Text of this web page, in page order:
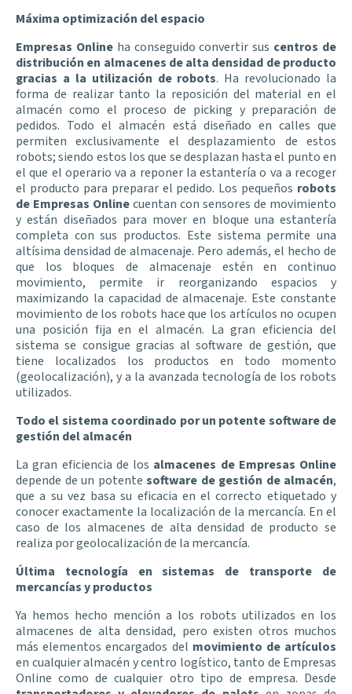
Máxima optimización del espacio
Empresas Onlineha conseguido convertir sus centros de
distribución en almacenes de alta densidad de producto
gracias a la utilización de robots. Ha revolucionado la
forma de realizar tanto la reposición del material en el
almacén como el proceso de picking y preparación de
pedidos. Todo el almacén está diseñado en calles que
permiten exclusivamente el desplazamiento de estos
robots; siendo estos los que se desplazan hasta el punto en
el que el operario va a reponer la estantería o va a recoger
el producto para preparar el pedido. Los pequeños robots
de Empresas Onlinecuentan con sensores de movimiento
y están diseñados para mover en bloque una estantería
completa con sus productos. Este sistema permite una
altísima densidad de almacenaje. Pero además, el hecho de
que los bloques de almacenaje estén en continuo
movimiento, permite ir reorganizando espacios y
maximizando la capacidad de almacenaje. Este constante
movimiento de los robots hace que los artículos no ocupen
una posición fija en el almacén. La gran eficiencia del
sistema se consigue gracias al software de gestión, que
tiene localizados los productos en todo momento
(geolocalización), y a la avanzada tecnología de los robots
utilizados.
Todo el sistema coordinado por un potente software de
gestión del almacén
La gran eficiencia de los almacenes de Empresas Online
depende de un potente software de gestión de almacén,
que a su vez basa su eficacia en el correcto etiquetado y
conocer exactamente la localización de la mercancía. En el
caso de los almacenes de alta densidad de producto se
realiza por geolocalización de la mercancía.
Última tecnología en sistemas de transporte de
mercancías y productos
Ya hemos hecho mención a los robots utilizados en los
almacenes de alta densidad, pero existen otros muchos
más elementos encargados del movimiento de artículos
en cualquier almacén y centro logístico, tanto de Empresas
Online como de cualquier otro tipo de empresa. Desde